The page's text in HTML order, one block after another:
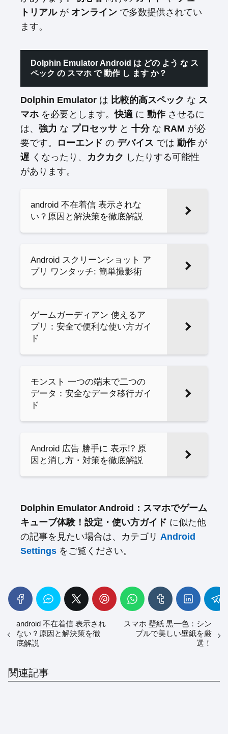
トリアルが オンライン で多数提供されてい
ます。
Dolphin Emulator Android は どの よう な ス
ペック の スマホ で 動作 し ます か？
Dolphin Emulator は 比較的高スペック な ス
マホ を必要とします。快適 に 動作させるに
は、 強力 な プロセッサ と 十分な RAM が必
要です。
ローエンド の デバイス では 動作が
遅 くなったり、 カクカク したりする可能性
があります。
android 不在着信 表示されな
い？原因と解決策を徹底解説
Android スクリーンショット ア
プリ ワンタッチ: 簡単撮影術
ゲームガーディアン 使えるア
プリ：安全で便利な使い方ガイ
ド
モンスト 一つの端末で二つの
データ：安全なデータ移行ガイ
ド
Android 広告 勝手に 表示!? 原
因と消し方・対策を徹底解説
Dolphin Emulator Android：スマホでゲーム
キューブ体験！設定・使い方ガイド に似た他
の記事を見たい場合は、カテゴリ Android
Settings をご覧ください。
android 不在着信 表示され
ない？原因と解決策を徹
底解説
スマホ 壁紙 黒一色：シン
プルで美しい壁紙を厳
選！
関連記事